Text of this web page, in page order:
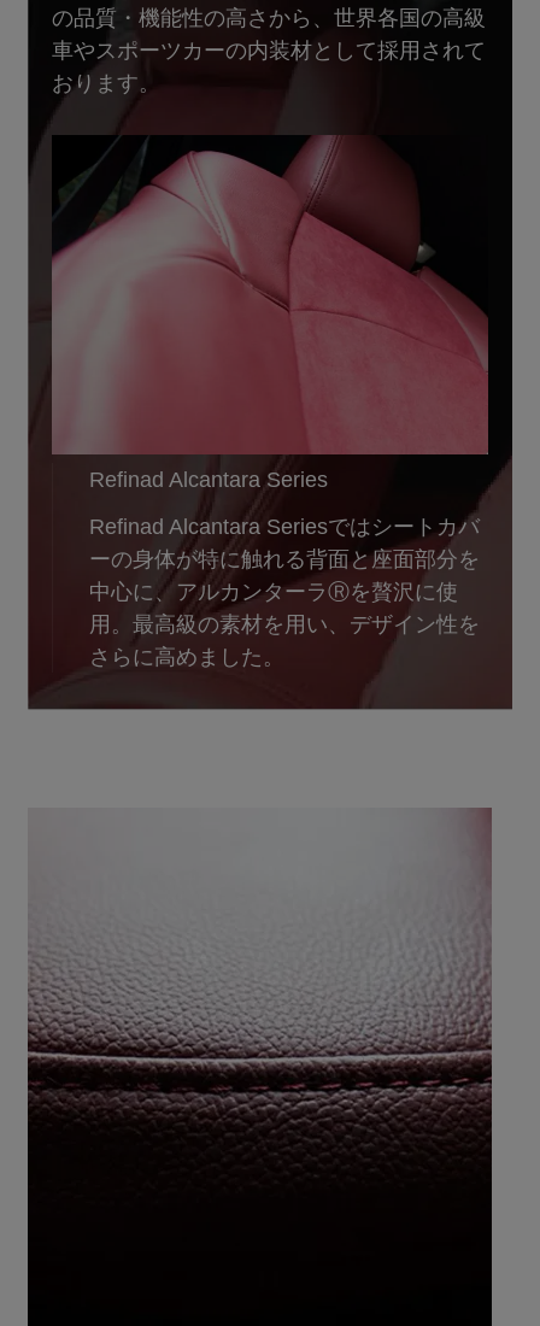
の品質・機能性の高さから、世界各国の高級
車やスポーツカーの内装材として採用されて
おります。
Refinad Alcantara Series
Refinad Alcantara Seriesではシートカバ
ーの身体が特に触れる背面と座面部分を
中心に、アルカンターラⓇを贅沢に使
用。最高級の素材を用い、デザイン性を
さらに高めました。